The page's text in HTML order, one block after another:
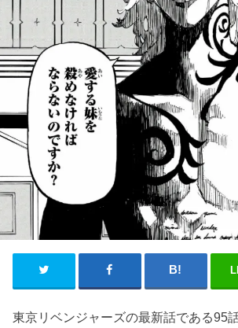
東京リベンジャーズの最新話である95